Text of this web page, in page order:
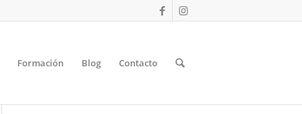
Formación Blog Contacto